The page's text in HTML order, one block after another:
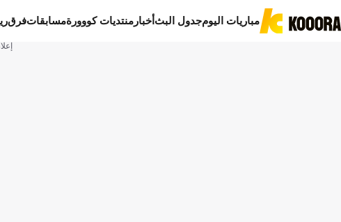
مباريات اليومجدول البثأخبار منتديات كووورةمسابقاتفرق